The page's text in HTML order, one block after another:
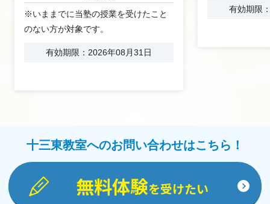
※いままでに当塾の授業を受けたこと
のない方が対象です。
有効期限：2026年08月31日
有効期限
十三東教室へのお問い合わせはこちら！
無料体験を受けたい